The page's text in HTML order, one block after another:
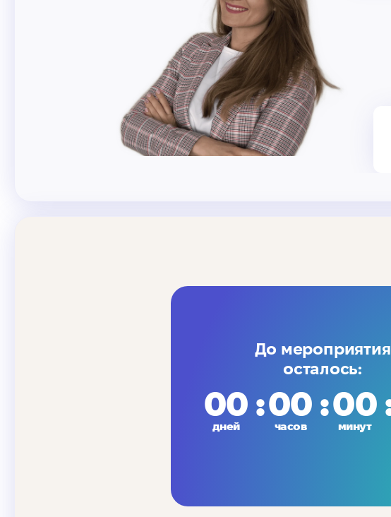
До мероприятия
осталось:
00
дней
00
часов
00
минут